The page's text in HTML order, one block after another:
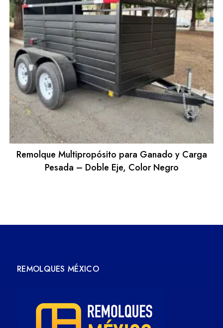
Remolque Multipropósito para Ganado y Carga
Pesada – Doble Eje, Color Negro
REMOLQUES MÉXICO